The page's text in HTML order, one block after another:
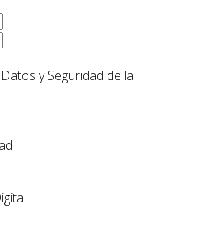
y Seguridad de la